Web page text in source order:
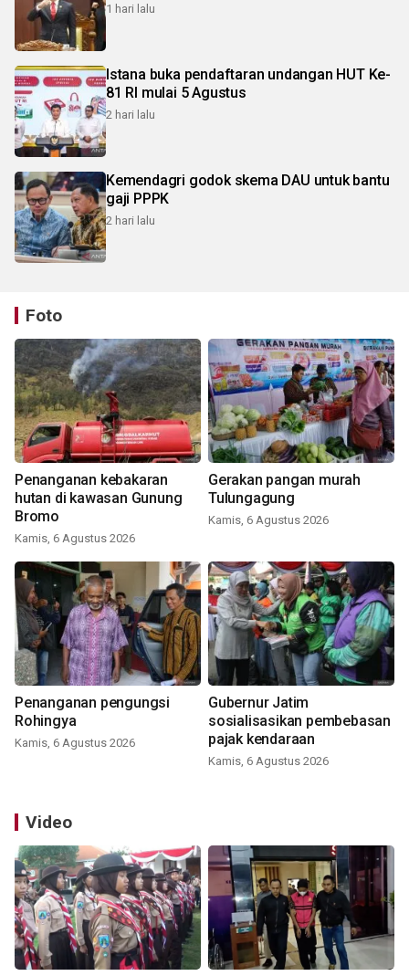
1 hari lalu
Istana buka pendaftaran undangan HUT Ke-
81 RI mulai 5 Agustus
2 hari lalu
Kemendagri godok skema DAU untuk bantu
gaji PPPK
2 hari lalu
Foto
Penanganan kebakaran
hutan di kawasan Gunung
Bromo
Kamis, 6 Agustus 2026
Gerakan pangan murah
Tulungagung
Kamis, 6 Agustus 2026
Penanganan pengungsi
Rohingya
Kamis, 6 Agustus 2026
Gubernur Jatim
sosialisasikan pembebasan
pajak kendaraan
Kamis, 6 Agustus 2026
Video